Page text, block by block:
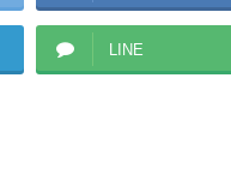
LINE